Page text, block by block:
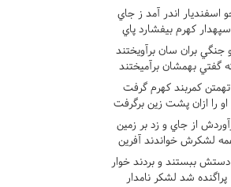
اسفنديار اندر آمد ز جاي
سپهدار کهرم بيفشارد پاي
جنگي بران سان برآويختند
گفتي بهمشان برآميختند
تهمتن کمربند کهرم گرفت
او را ازان پشت زين برگرفت
از جاي و زد بر زمين
لشکرش خواندند آفرين
ببستند و بردند خوار
پراگنده شد لشکر نامدار